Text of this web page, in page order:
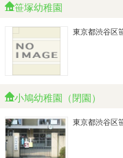
笹塚幼稚園
東京都渋谷区
小鳩幼稚園（閉園）
東京都渋谷区